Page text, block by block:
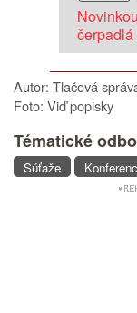
čerpadlá
Autor: Tlačová
Foto: Viď popisky
Tématické
Súťaže